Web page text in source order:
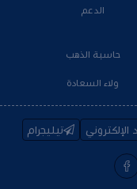
الدعم
حاسبة الذهب
ولاء السعادة
الإلكتروني تيليجرام